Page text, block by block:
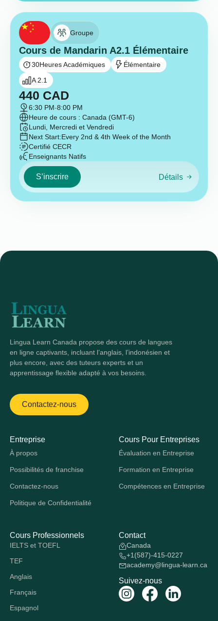
Groupe
Cours de Mandarin A2.1 Élémentaire
30Heures Académiques
Élémentaire
A 2.1
440 CAD
6:30 PM-8:00 PM
Heure de cours : Canada (GMT-6)
Lundi, Mercredi et Vendredi
Next Start:Every 2nd & 4th Week of the Month
Certifié CECR
Enseignants Natifs
S’inscrire Détails
Lingua Learn Canada propose des cours de langues
en ligne captivants, incluant l’anglais, l’indonésien et
plus encore, avec des tuteurs experts et un
apprentissage flexible adapté à vos besoins.
Contactez-nous
Entreprise
À propos
Possibilités de franchise
Contactez-nous
Politique de Confidentialité
Cours Pour Entreprises
Évaluation en Entreprise
Formation en Entreprise
Compétences en Entreprise
Cours Professionnels
IELTS et TOEFL
TEF
Anglais
Français
Espagnol
Contact
Canada
+1(587)-415-0227
academy@lingua-learn.ca
Suivez-nous